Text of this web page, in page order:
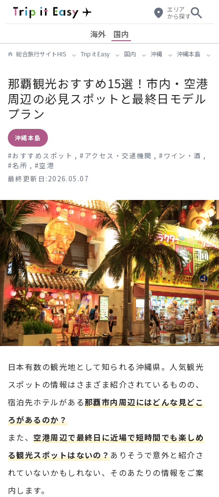
エリア
から探す
海外 国内
総合旅行サイトHIS Trip it Easy 国内 沖縄 沖縄本島
那覇観光おすすめ15選！市内・空港
周辺の必見スポットと最終日モデル
プラン
沖縄本島
#おすすめスポット ,# アクセス・交通機関 ,# ワイン・酒 ,
#名所 , #空港
最終更新日:2026.05.07
日本有数の観光地として知られる沖縄県。人気観光
スポットの情報はさまざま紹介されているものの、
宿泊先ホテルがある那覇市内周辺にはどんな見どこ
ろがあるのか？
また、空港周辺で最終日に近場で短時間でも楽しめ
る観光スポットはないの？ありそうで意外と紹介さ
れていないかもしれない、そのあたりの情報をご案
内します。